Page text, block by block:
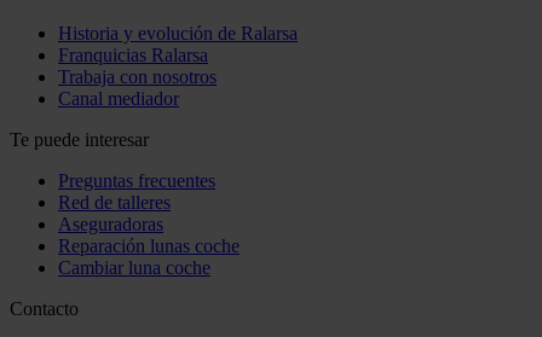
Historia y evolución de Ralarsa
Franquicias Ralarsa
Trabaja con nosotros
Canal mediador
Te puede interesar
Preguntas frecuentes
Red de talleres
Aseguradoras
Reparación lunas coche
Cambiar luna coche
Contacto